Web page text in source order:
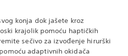
konja dok jašete kroz
krajolik pomoću haptičkih
sečivo za izvođenje hirurški
adaptivnih okidača